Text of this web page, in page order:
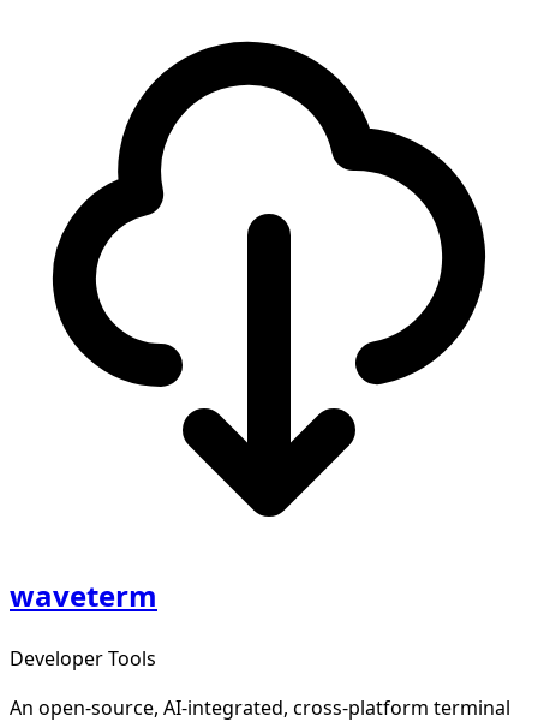
waveterm
Developer Tools
An open-source, AI-integrated, cross-platform terminal